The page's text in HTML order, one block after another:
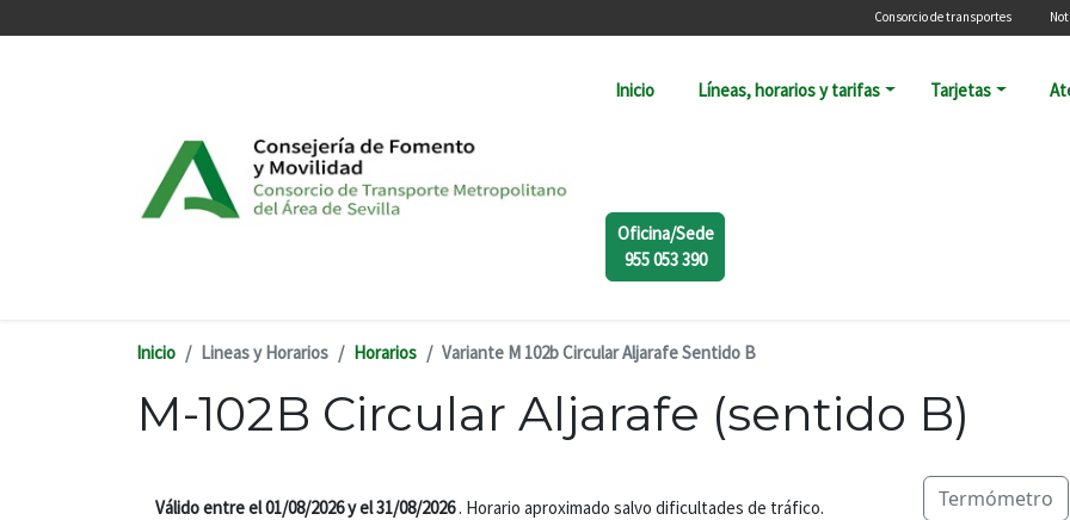
Menú
Consorcio de transportes
Inicio Líneas, horarios y tarifas Tarjetas
Oficina/Sede
955 053 390
Inicio Lineas y Horarios Horarios Variante M 102b Circular Aljarafe Sentido B
M-102B Circular Aljarafe (sentido B)
Termómetro
Válido entre el 01/08/2026 y el 31/08/2026. Horario aproximado salvo dificultades de tráfico.